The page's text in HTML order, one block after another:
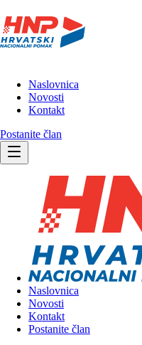
Naslovnica
Novosti
Kontakt
Postanite član
Naslovnica
Novosti
Kontakt
Postanite član